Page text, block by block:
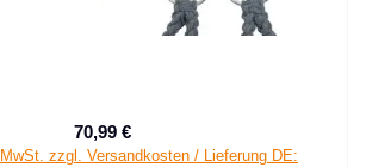
Verkaufspreis:
70,99 €
zzgl. Versandkosten / Lieferung DE: